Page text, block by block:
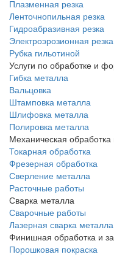
Плазменная резка
Ленточнопильная резка
Гидроабразивная резка
Электроэрозионная резка
Рубка гильотиной
Услуги по обработке и
Гибка металла
Вальцовка
Штамповка металла
Шлифовка металла
Полировка металла
Механическая
Токарная обработка
Фрезерная обработка
Сверление металла
Расточные работы
Сварка металла
Сварочные работы
Лазерная сварка металла
Финишная обработка и
Порошковая покраска